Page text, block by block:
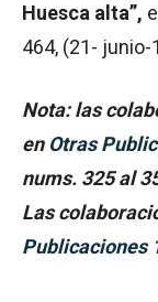
Huesca alta”,
464, (21-
Nota: las
en Otras
nums. 325 al
Las
Publicaciones